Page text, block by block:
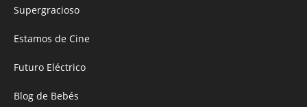
Supergracioso
Estamos de Cine
Futuro Eléctrico
Blog de Bebés